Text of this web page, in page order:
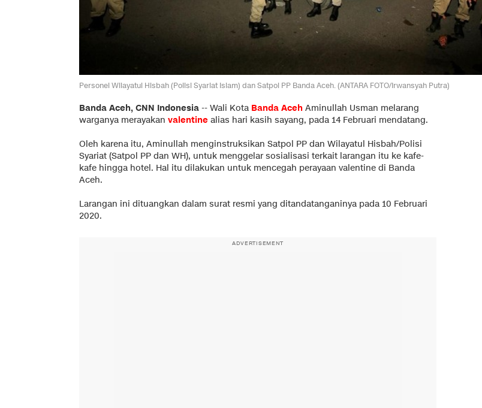
Personel Wilayatul Hisbah (Polisi Syariat Islam) dan Satpol PP Banda Aceh. (ANTARA FOTO/Irwansyah Putra)
Banda Aceh, CNN Indonesia -- Wali Kota Banda Aceh Aminullah Usman melarang
warganya merayakan valentine alias hari kasih sayang, pada 14 Februari mendatang.
Oleh karena itu, Aminullah menginstruksikan Satpol PP dan Wilayatul Hisbah/Polisi
Syariat (Satpol PP dan WH), untuk menggelar sosialisasi terkait larangan itu ke kafe-
kafe hingga hotel. Hal itu dilakukan untuk mencegah perayaan valentine di Banda
Aceh.
Larangan ini dituangkan dalam surat resmi yang ditandatanganinya pada 10 Februari
2020.
ADVERTISEMENT